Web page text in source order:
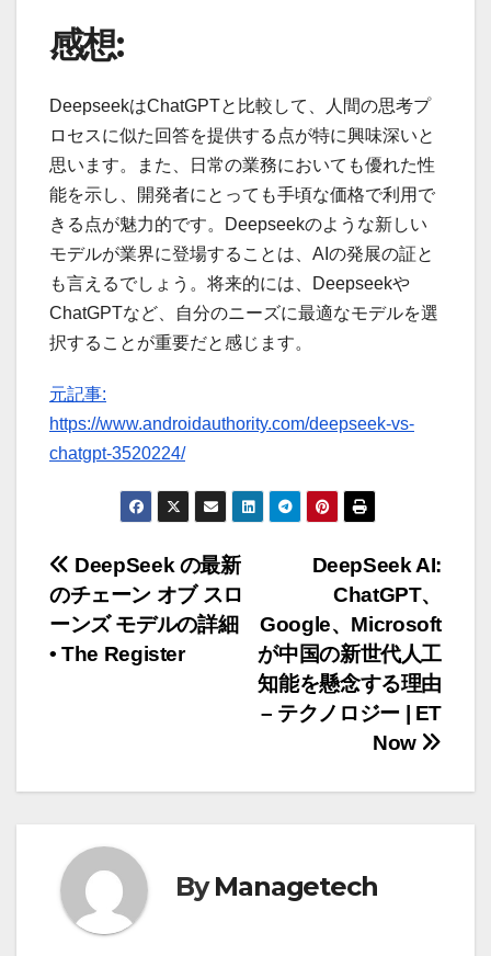
感想:
DeepseekはChatGPTと比較して、人間の思考プ
ロセスに似た回答を提供する点が特に興味深いと
思います。また、日常の業務においても優れた性
能を示し、開発者にとっても手頃な価格で利用で
きる点が魅力的です。Deepseekのような新しい
モデルが業界に登場することは、AIの発展の証と
も言えるでしょう。将来的には、Deepseekや
ChatGPTなど、自分のニーズに最適なモデルを選
択することが重要だと感じます。
元記事:
https://www.androidauthority.com/deepseek-vs-
chatgpt-3520224/
投
稿
ナ
ー
シ
ョ
ン
DeepSeek AI:
ChatGPT、
Google、Microsoft
が中国の新世代人工
知能を懸念する理由
– テクノロジー | ET
Now
DeepSeek の最新
のチェーン オブ スロ
ーンズ モデルの詳細
• The Register
ByManagetech